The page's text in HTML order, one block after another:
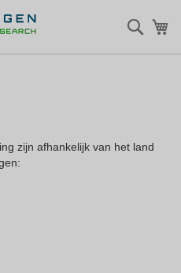
zijn afhankelijk van het land